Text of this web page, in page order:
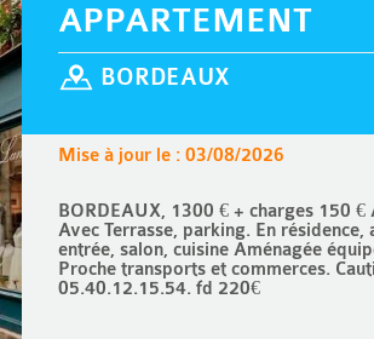
APPARTEMENT
BORDEAUX
Mise à jour le : 03/08/2026
BORDEAUX, 1300 € + charges 150
Avec Terrasse, parking. En
entrée, salon, cuisine Aménagée
Proche transports et commerces.
05.40.12.15.54. fd 220€